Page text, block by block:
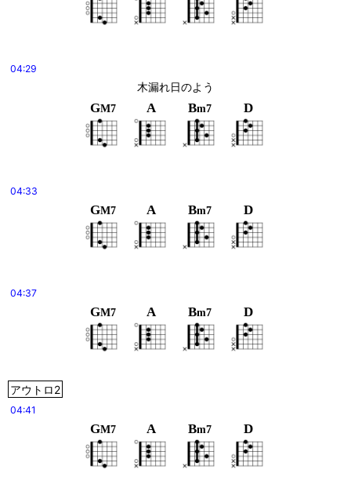
04:29
木漏れ日のよう
GM7 A Bm7 D
04:33
GM7 A Bm7 D
04:37
GM7 A Bm7 D
アウトロ2
04:41
GM7 A Bm7 D